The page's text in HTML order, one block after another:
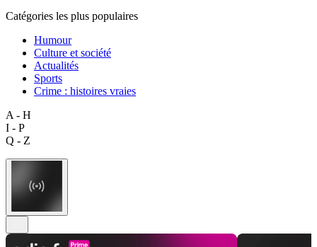
Catégories les plus populaires
Humour
Culture et société
Actualités
Sports
Crime : histoires vraies
A - H
I - P
Q - Z